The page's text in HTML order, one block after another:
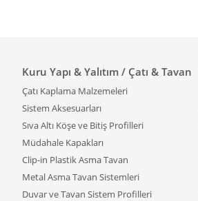
Kuru Yapı & Yalıtım / Çatı & Tavan
Çatı Kaplama Malzemeleri
Sistem Aksesuarları
Sıva Altı Köşe ve Bitiş Profilleri
Müdahale Kapakları
Clip-in Plastik Asma Tavan
Metal Asma Tavan Sistemleri
Duvar ve Tavan Sistem Profilleri